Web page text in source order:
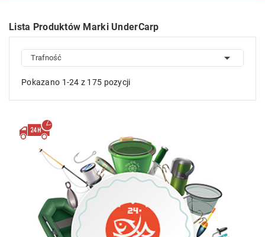
Lista Produktów Marki UnderCarp
Trafność 
Pokazano 1-24 z 175 pozycji